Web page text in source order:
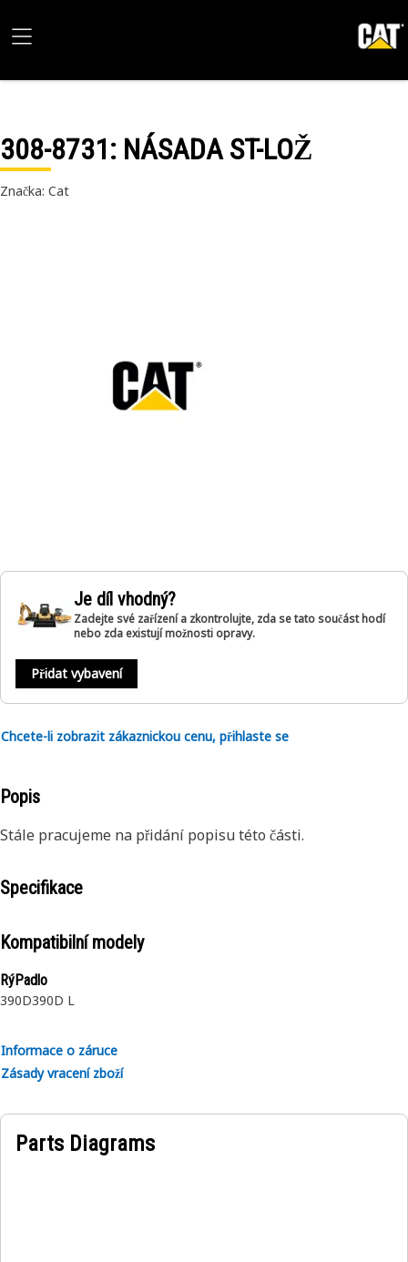
308-8731: NÁSADA ST-LOŽ
Značka: Cat
Je díl vhodný?
Zadejte své zařízení a zkontrolujte, zda se tato součást hodí
nebo zda existují možnosti opravy.
Přidat vybavení
Chcete-li zobrazit zákaznickou cenu, přihlaste se
Popis
Stále pracujeme na přidání popisu této části.
Specifikace
Kompatibilní modely
RýPadlo
390D390D L
Informace o záruce
Zásady vracení zboží
Parts Diagrams